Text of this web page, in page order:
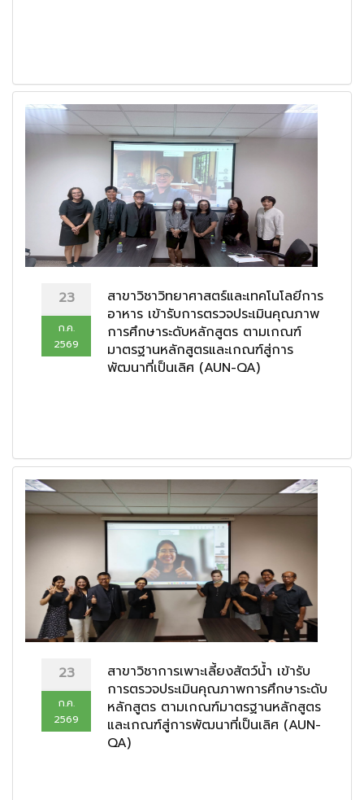
23
ก.ค.
2569
สาขาวิชาวิทยาศาสตร์และเทคโนโลยีการ
อาหาร เข้ารับการตรวจประเมินคุณภาพ
การศึกษาระดับหลักสูตร ตามเกณฑ์
มาตรฐานหลักสูตรและเกณฑ์สู่การ
พัฒนาที่เป็นเลิศ (AUN-QA)
23
ก.ค.
2569
สาขาวิชาการเพาะเลี้ยงสัตว์น้ำ เข้ารับ
การตรวจประเมินคุณภาพการศึกษาระดับ
หลักสูตร ตามเกณฑ์มาตรฐานหลักสูตร
และเกณฑ์สู่การพัฒนาที่เป็นเลิศ (AUN-
QA)